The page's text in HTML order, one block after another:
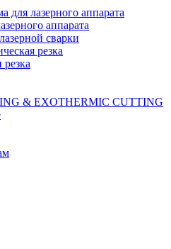
лазерного аппарата
аппарата
сварки
резка
& EXOTHERMIC CUTTING